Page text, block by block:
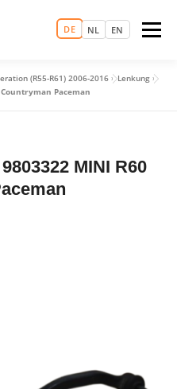
DE NL EN Menü
VEREINBAREN
(R55-R61) 2006-2016 »Lenkung »
Paceman
MINI R60